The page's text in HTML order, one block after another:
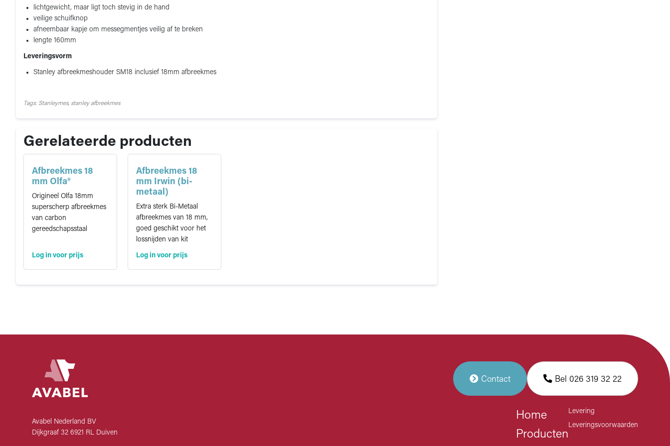
lichtgewicht, maar ligt toch stevig in de hand
veilige schuifknop
afneembaar kapje om messegmentjes veilig af te breken
lengte 160mm
Leveringsvorm
Stanley afbreekmeshouder SM18 inclusief 18mm afbreekmes
Tags: Stanleymes, stanley afbreekmes
Gerelateerde producten
Afbreekmes 18
mm Olfa®
Origineel Olfa 18mm
superscherp afbreekmes
van carbon
gereedschapsstaal
Log in voor prijs
Afbreekmes 18
mm Irwin (bi-
metaal)
Extra sterk Bi-Metaal
afbreekmes van 18 mm,
goed geschikt voor het
lossnijden van kit
Log in voor prijs
Contact Bel 026 319 32 22
Avabel Nederland BV
Dijkgraaf 32 6921 RL Duiven
Home
Producten
Levering
Leveringsvoorwaarden